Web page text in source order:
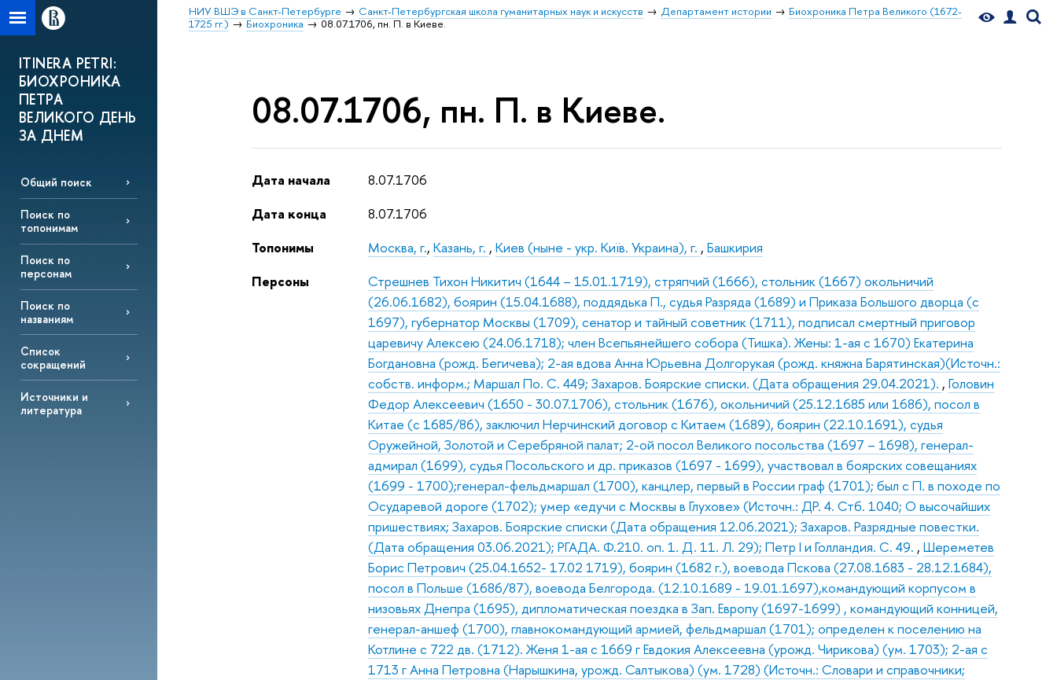
НИУ ВШЭ в Санкт-Петербурге Санкт-Петербургская школа гуманитарных наук и искусств Департамент истории
Биохроника Петра Великого (1672-
1725 гг.)
Биохроника 08.07.1706, пн. П. в Киеве.
ITINERA PETRI:
БИОХРОНИКА
ПЕТРА
ВЕЛИКОГО ДЕНЬ
ЗА ДНЕМ
Общий поиск
Поиск по
топонимам
Поиск по
персонам
Поиск по
названиям
Список
сокращений
Источники и
литература
08.07.1706, пн. П. в Киеве.
Дата начала
8.07.1706
Дата конца
8.07.1706
Топонимы
Москва, г.,Казань, г. ,Киев (ныне - укр. Київ. Украина), г. ,Башкирия
Персоны
Стрешнев Тихон Никитич (1644 – 15.01.1719), стряпчий (1666), стольник (1667) окольничий
(26.06.1682), боярин (15.04.1688), поддядька П., судья Разряда (1689) и Приказа Большого дворца (с
1697), губернатор Москвы (1709), сенатор и тайный советник (1711), подписал смертный приговор
царевичу Алексею (24.06.1718); член Всепьянейшего собора (Тишка). Жены: 1-ая с 1670) Екатерина
Богдановна (рожд. Бегичева); 2-ая вдова Анна Юрьевна Долгорукая (рожд. княжна Барятинская)(Источн.:
собств. информ.; Маршал По. С. 449; Захаров. Боярские списки. (Дата обращения 29.04.2021). ,Головин
Федор Алексеевич (1650 - 30.07.1706), стольник (1676), окольничий (25.12.1685 или 1686), посол в
Китае (с 1685/86), заключил Нерчинский договор с Китаем (1689), боярин (22.10.1691), судья
Оружейной, Золотой и Серебряной палат; 2-ой посол Великого посольства (1697 – 1698), генерал-
адмирал (1699), судья Посольского и др. приказов (1697 - 1699), участвовал в боярских совещаниях
(1699 - 1700);генерал-фельдмаршал (1700), канцлер, первый в России граф (1701); был с П. в походе по
Осударевой дороге (1702); умер «едучи с Москвы в Глухове» (Источн.: ДР. 4. Стб. 1040; О высочайших
пришествиях; Захаров. Боярские списки (Дата обращения 12.06.2021); Захаров. Разрядные повестки.
(Дата обращения 03.06.2021); РГАДА. Ф.210. оп. 1. Д. 11. Л. 29); Петр I и Голландия. С. 49. ,Шереметев
Борис Петрович (25.04.1652- 17.02 1719), боярин (1682 г.), воевода Пскова (27.08.1683 - 28.12.1684),
посол в Польше (1686/87), воевода Белгорода. (12.10.1689 - 19.01.1697),командующий корпусом в
низовьях Днепра (1695), дипломатическая поездка в Зап. Европу (1697-1699) , командующий конницей,
генерал-аншеф (1700), главнокомандующий армией, фельдмаршал (1701); определен к поселению на
Котлине с 722 дв. (1712). Женя 1-ая с 1669 г Евдокия Алексеевна (урожд. Чирикова) (ум. 1703); 2-ая с
1713 г Анна Петровна (Нарышкина, урожд. Салтыкова) (ум. 1728) (Источн.: Словари и справочники;